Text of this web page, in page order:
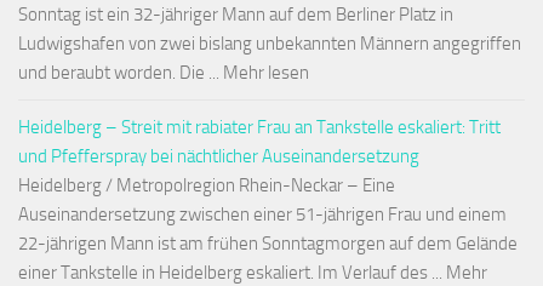
Sonntag ist ein 32-jähriger Mann auf dem Berliner Platz in
Ludwigshafen von zwei bislang unbekannten Männern angegriffen
und beraubt worden. Die ... Mehr lesen
Heidelberg – Streit mit rabiater Frau an Tankstelle eskaliert: Tritt
und Pfefferspray bei nächtlicher Auseinandersetzung
Heidelberg / Metropolregion Rhein-Neckar – Eine
Auseinandersetzung zwischen einer 51-jährigen Frau und einem
22-jährigen Mann ist am frühen Sonntagmorgen auf dem Gelände
einer Tankstelle in Heidelberg eskaliert. Im Verlauf des ... Mehr